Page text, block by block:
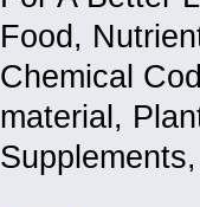
Food,
Chemical
material,